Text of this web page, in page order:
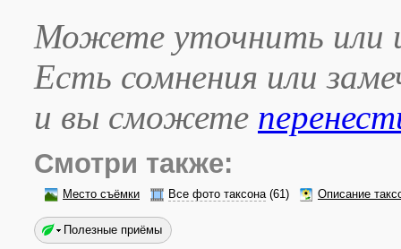
Можете уточнить или
Есть сомнения или
и вы сможете
Смотри также:
Место съёмки Все фото таксона(61) Описание
Полезные приёмы